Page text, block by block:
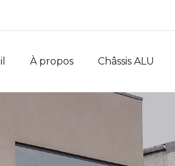
À propos Châssis ALU